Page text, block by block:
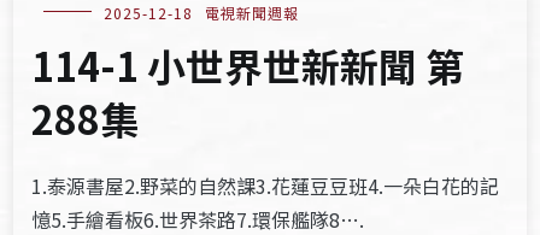
2025-12-18 電視新聞週報
114-1 小世界世新新聞 第
288集
1.泰源書屋2.野菜的自然課3.花蓮豆豆班4.一朵白花的記
憶5.手繪看板6.世界茶路7.環保艦隊8….